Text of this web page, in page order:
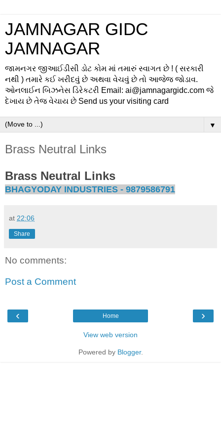
JAMNAGAR GIDC
JAMNAGAR
જામનગર જીઆઈડીસી ડોટ કોમ માં તમારું સ્વાગત છે ! ( સરકારી
નથી ) તમારે કઈ ખરીદવું છે અથવા વેચવું છે તો આજેજ જોડાવ.
ઓનલાઈન બિઝનેસ ડિરેકટરી Email: ai@jamnagargidc.com જે
દેખાય છે તેજ વેચાય છે Send us your visiting card
▼
Brass Neutral Links
Brass Neutral Links
BHAGYODAY INDUSTRIES - 9879586791
at 22:06
Share
No comments:
Post a Comment
‹ ›
Home
View web version
Powered by Blogger.